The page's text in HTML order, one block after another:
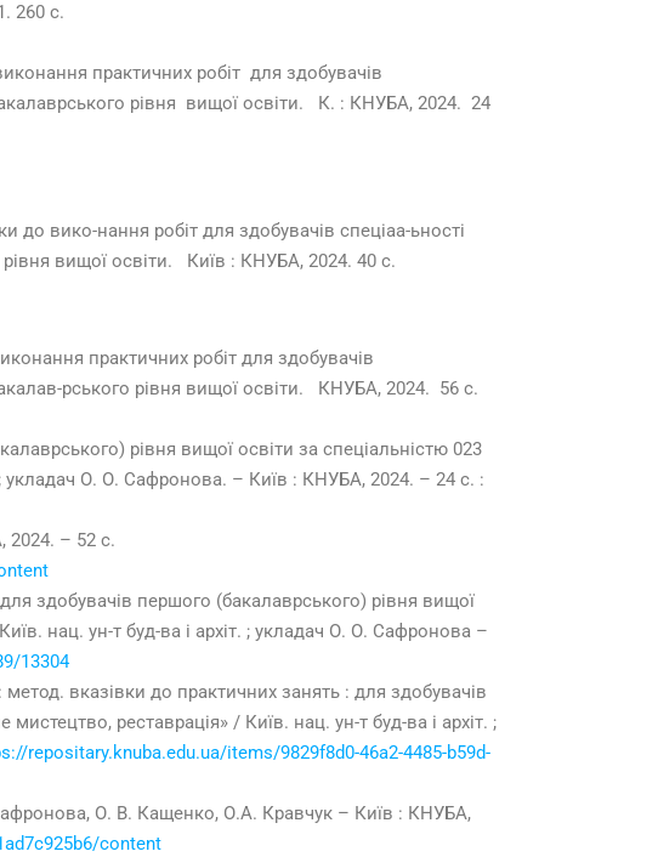
260 с.
практичних робіт для здобувачів
рівня вищої освіти. К. : КНУБА, 2024. 24
вико-нання робіт для здобувачів спеціаа-ьності
вищої освіти. Київ : КНУБА, 2024. 40 с.
практичних робіт для здобувачів
рського рівня вищої освіти. КНУБА, 2024. 56 с.
рівня вищої освіти за спеціальністю 023
; укладач О. О. Сафронова. – Київ : КНУБА, 2024. – 24 с. :
2024. – 52 с.
здобувачів першого (бакалаврського) рівня вищої
нац. ун-т буд-ва і архіт. ; укладач О. О. Сафронова –
13304
вказівки до практичних занять : для здобувачів
реставрація» / Київ. нац. ун-т буд-ва і архіт. ;
repositary.knuba.edu.ua/items/9829f8d0-46a2-4485-b59d-
О. В. Кащенко, О.А. Кравчук – Київ : КНУБА,
content